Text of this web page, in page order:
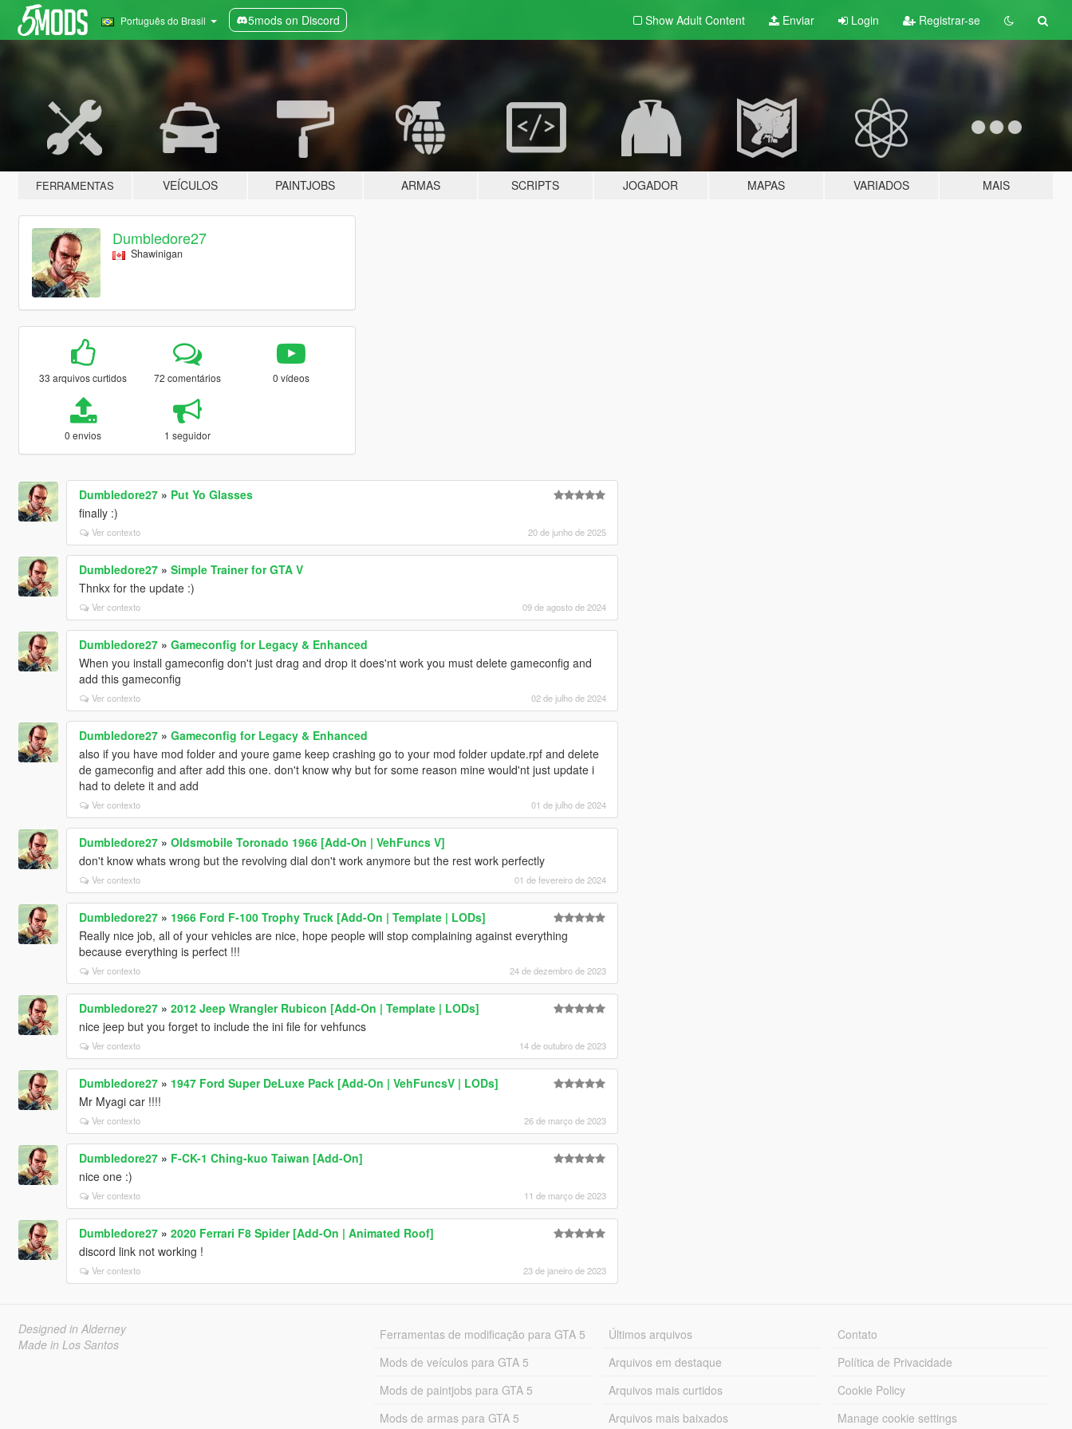
Português do Brasil 5mods on Discord Show Adult Content Enviar Login Registrar-se
FERRAMENTAS VEÍCULOS PAINTJOBS ARMAS SCRIPTS JOGADOR MAPAS VARIADOS MAIS
Dumbledore27
Shawinigan
33 arquivos curtidos 72 comentários 0 vídeos
0 envios 1 seguidor
Dumbledore27» Put Yo Glasses
finally :)
Ver contexto 20 de junho de 2025
Dumbledore27» Simple Trainer for GTA V
Thnkx for the update :)
Ver contexto 09 de agosto de 2024
Dumbledore27» Gameconfig for Legacy & Enhanced
When you install gameconfig don't just drag and drop it does'nt work you must delete gameconfig and
add this gameconfig
Ver contexto 02 de julho de 2024
Dumbledore27» Gameconfig for Legacy & Enhanced
also if you have mod folder and youre game keep crashing go to your mod folder update.rpf and delete
de gameconfig and after add this one. don't know why but for some reason mine would'nt just update i
had to delete it and add
Ver contexto 01 de julho de 2024
Dumbledore27» Oldsmobile Toronado 1966 [Add-On | VehFuncs V]
don't know whats wrong but the revolving dial don't work anymore but the rest work perfectly
Ver contexto 01 de fevereiro de 2024
Dumbledore27» 1966 Ford F-100 Trophy Truck [Add-On | Template | LODs]
Really nice job, all of your vehicles are nice, hope people will stop complaining against everything
because everything is perfect !!!
Ver contexto 24 de dezembro de 2023
Dumbledore27» 2012 Jeep Wrangler Rubicon [Add-On | Template | LODs]
nice jeep but you forget to include the ini file for vehfuncs
Ver contexto 14 de outubro de 2023
Dumbledore27» 1947 Ford Super DeLuxe Pack [Add-On | VehFuncsV | LODs]
Mr Myagi car !!!!
Ver contexto 26 de março de 2023
Dumbledore27» F-CK-1 Ching-kuo Taiwan [Add-On]
nice one :)
Ver contexto 11 de março de 2023
Dumbledore27» 2020 Ferrari F8 Spider [Add-On | Animated Roof]
discord link not working !
Ver contexto 23 de janeiro de 2023
Designed in Alderney
Made in Los Santos
Ferramentas de modificação para GTA 5
Mods de veículos para GTA 5
Mods de paintjobs para GTA 5
Mods de armas para GTA 5
Últimos arquivos
Arquivos em destaque
Arquivos mais curtidos
Arquivos mais baixados
Contato
Política de Privacidade
Cookie Policy
Manage cookie settings